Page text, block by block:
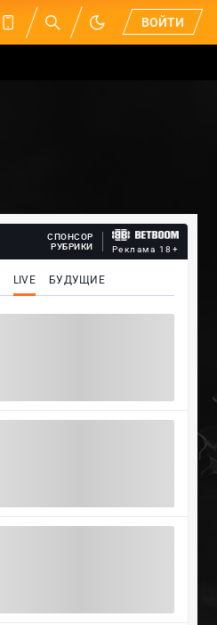
ВОЙТИ
СПОНСОР
РУБРИКИ
Реклама 18+
LIVE БУДУЩИЕ